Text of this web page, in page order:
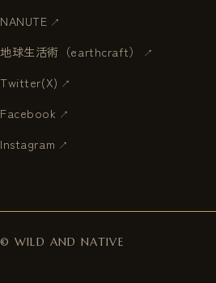
NANUTE
地球生活術（earthcraft）
Twitter(X)
Facebook
Instagram
© WILD AND NATIVE